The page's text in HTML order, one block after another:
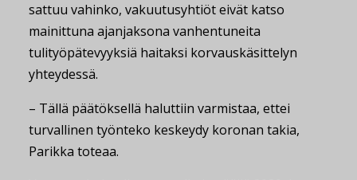
sattuu vahinko, vakuutusyhtiöt eivät katso
mainittuna ajanjaksona vanhentuneita
tulityöpätevyyksiä haitaksi korvauskäsittelyn
yhteydessä.
– Tällä päätöksellä haluttiin varmistaa, ettei
turvallinen työnteko keskeydy koronan takia,
Parikka toteaa.